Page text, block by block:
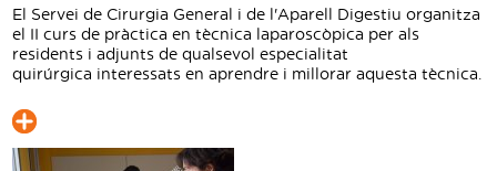
El Servei de Cirurgia General i de l'Aparell Digestiu organitza
el II curs de pràctica en tècnica laparoscòpica per als
residents i adjunts de qualsevol especialitat
quirúrgica interessats en aprendre i millorar aquesta tècnica.